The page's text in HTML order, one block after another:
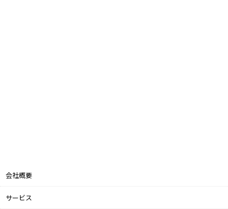
会社概要
サービス